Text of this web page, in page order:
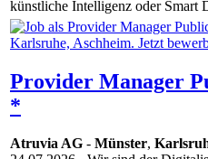
künstliche Intelligenz oder Smart
Provider Manager
*
Atruvia AG - Münster,